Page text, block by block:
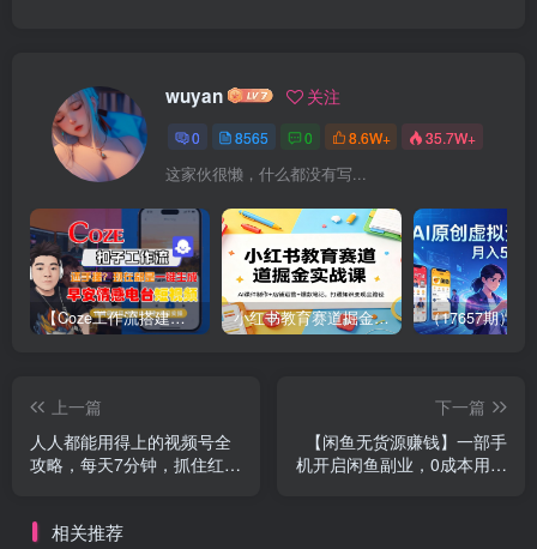
wuyan 关注
0 8565 0 8.6W+ 35.7W+
这家伙很懒，什么都没有写...
【Coze工作流搭建实操教程】【coze】早安情感电台日签视频还在手动做？用扣子工作流自动生成，省时90% 小红书教育赛道掘金实战课：AI课件制作+店铺运营+爆款笔记，打通知识变现全路径
上一篇
人人都能用得上的视频号全
攻略，每天7分钟，抓住红利
下一篇
【闲鱼无货源赚钱】一部手
机开启闲鱼副业，0成本用信
相关推荐